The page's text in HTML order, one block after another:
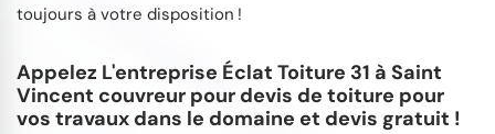
toujours à votre disposition !
Appelez L'entreprise Éclat Toiture 31 à Saint
Vincent couvreur pour devis de toiture pour
vos travaux dans le domaine et devis gratuit !